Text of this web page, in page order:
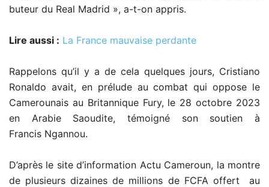
buteur du Real Madrid », a-t-on appris.
Lire aussi : La France mauvaise perdante
Rappelons qu’il y a de cela quelques jours, Cristiano
Ronaldo avait, en prélude au combat qui oppose le
Camerounais au Britannique Fury, le 28 octobre 2023
en Arabie Saoudite, témoigné son soutien à
Francis Ngannou.
D’après le site d’information Actu Cameroun, la montre
de plusieurs dizaines de millions de FCFA offert au